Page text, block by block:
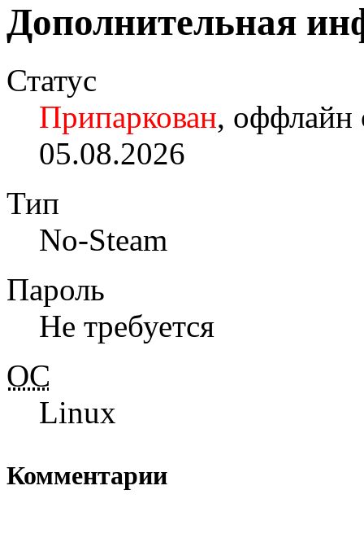
Дополнительная
Статус
Припаркован, оффлайн
05.08.2026
Тип
No-Steam
Пароль
Не требуется
ОС
Linux
Комментарии